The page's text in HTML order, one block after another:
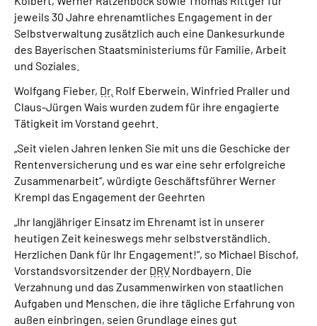
jeweils 30 Jahre ehrenamtliches Engagement in der
Selbstverwaltung zusätzlich auch eine Dankesurkunde
des Bayerischen Staatsministeriums für Familie, Arbeit
und Soziales.
Wolfgang Fieber, Dr. Rolf Eberwein, Winfried Praller und
Claus-Jürgen Wais wurden zudem für ihre engagierte
Tätigkeit im Vorstand geehrt.
„Seit vielen Jahren lenken Sie mit uns die Geschicke der
Rentenversicherung und es war eine sehr erfolgreiche
Zusammenarbeit“, würdigte Geschäftsführer Werner
Krempl das Engagement der Geehrten
„Ihr langjähriger Einsatz im Ehrenamt ist in unserer
heutigen Zeit keineswegs mehr selbstverständlich.
Herzlichen Dank für Ihr Engagement!“, so Michael Bischof,
Vorstandsvorsitzender der DRV Nordbayern. Die
Verzahnung und das Zusammenwirken von staatlichen
Aufgaben und Menschen, die ihre tägliche Erfahrung von
außen einbringen, seien Grundlage eines gut